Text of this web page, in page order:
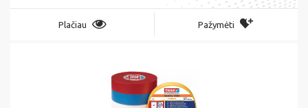
Plačiau Pažymėti